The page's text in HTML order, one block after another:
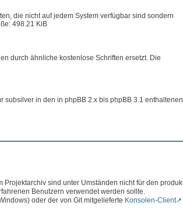
die nicht auf jedem System verfügbar sind sondern
498.21 KiB
durch ähnliche kostenlose Schriften ersetzt. Die
subsilver in den in phpBB 2.x bis phpBB 3.1 enthaltenen
sind unter Umständen nicht für den
Benutzern verwendet werden sollte.
oder der von Git mitgelieferte Konsolen-Client